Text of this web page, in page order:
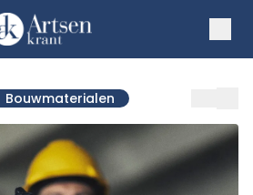
Bouwmaterialen